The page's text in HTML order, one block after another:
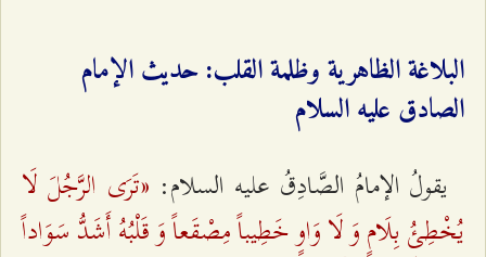
البلاغة الظاهرية وظلمة القلب: حديث الإمام
الصادق عليه السلام
يقولُ الإمامُ الصَّادِقُ عليه السلام: «تَرَى الرَّجُلَ لَا
يُخْطِئُ بِلَامٍ وَ لَا وَاوٍ خَطِيباً مِصْقَعاً وَ قَلْبُهُ أَشَدُّ سَوَاداً